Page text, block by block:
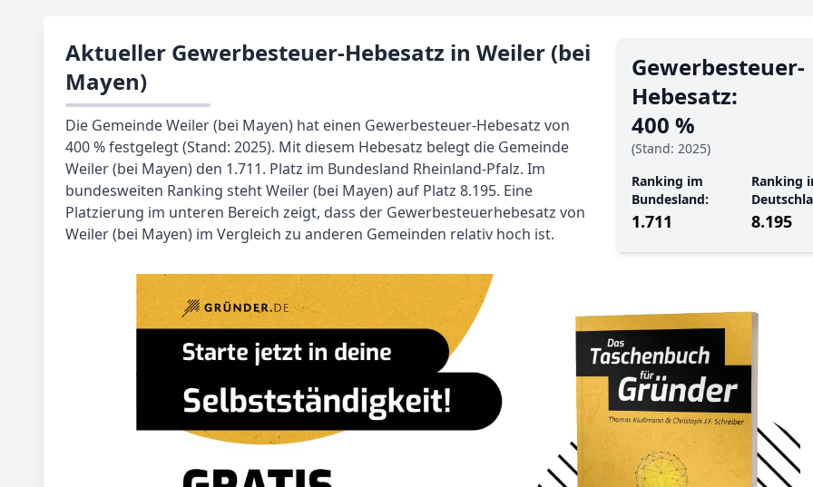
Aktueller Gewerbesteuer-Hebesatz in Weiler (bei
Mayen)
Die Gemeinde Weiler (bei Mayen) hat einen Gewerbesteuer-Hebesatz von
400 % festgelegt (Stand: 2025). Mit diesem Hebesatz belegt die Gemeinde
Weiler (bei Mayen) den 1.711. Platz im Bundesland Rheinland-Pfalz. Im
bundesweiten Ranking steht Weiler (bei Mayen) auf Platz 8.195. Eine
Platzierung im unteren Bereich zeigt, dass der Gewerbesteuerhebesatz von
Weiler (bei Mayen) im Vergleich zu anderen Gemeinden relativ hoch ist.
Gewerbe­steuer-
Hebe­satz:
400 %
(Stand: 2025)
Ranking im
Bundesland:
1.711
Ranking
8.195